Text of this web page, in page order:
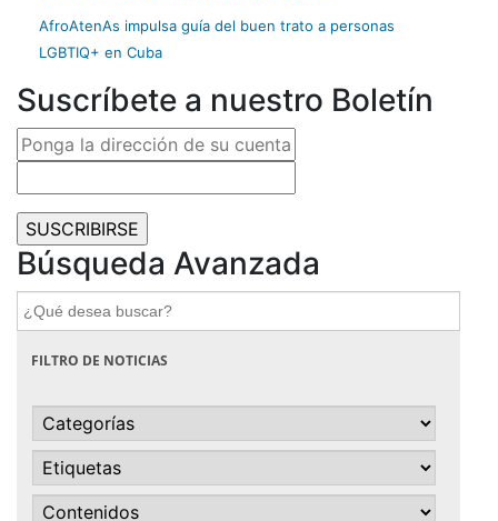
AfroAtenAs impulsa guía del buen trato a personas
LGBTIQ+ en Cuba
Suscríbete a nuestro Boletín
Búsqueda Avanzada
Buscar:
FILTRO DE NOTICIAS